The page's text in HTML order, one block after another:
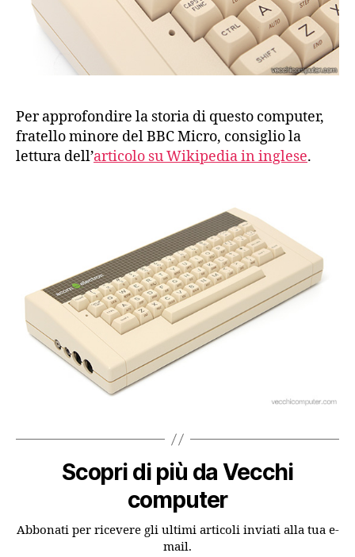
Per approfondire la storia di questo computer,
fratello minore del BBC Micro, consiglio la
lettura dell’articolo su Wikipedia in inglese.
Scopri di più da Vecchi
computer
Abbonati per ricevere gli ultimi articoli inviati alla tua e-
mail.